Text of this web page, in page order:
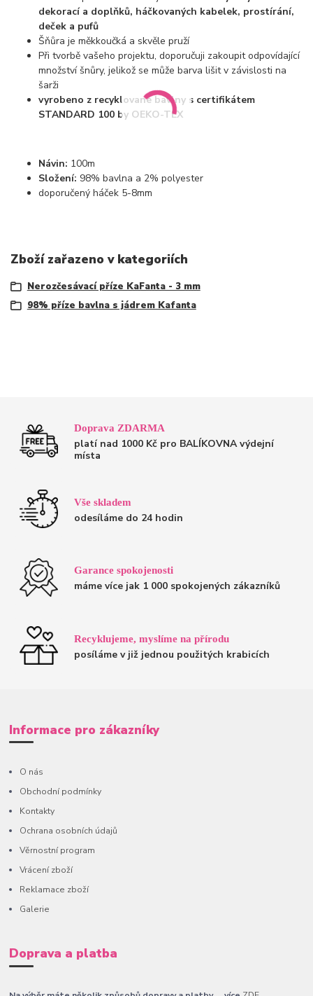
dekorací a doplňků, háčkovaných kabelek, prostírání,
deček a pufů
Šňůra je měkkoučká a skvěle pruží
Při tvorbě vašeho projektu, doporučuji zakoupit odpovídající
množství šnůry, jelikož se může barva lišit v závislosti na
šarži
vyrobeno z recyklované bavlny s certifikátem
STANDARD 100 by OEKO-TEX
Návin: 100m
Složení: 98% bavlna a 2% polyester
doporučený háček 5-8mm
Zboží zařazeno v kategoriích
Nerozčesávací příze KaFanta - 3 mm
98% příze bavlna s jádrem Kafanta
Doprava ZDARMA
platí nad 1000 Kč pro BALÍKOVNA výdejní
místa
Vše skladem
odesíláme do 24 hodin
Garance spokojenosti
máme více jak 1 000 spokojených zákazníků
Recyklujeme, myslíme na přírodu
posíláme v již jednou použitých krabicích
Informace pro zákazníky
O nás
Obchodní podmínky
Kontakty
Ochrana osobních údajů
Věrnostní program
Vrácení zboží
Reklamace zboží
Galerie
Doprava a platba